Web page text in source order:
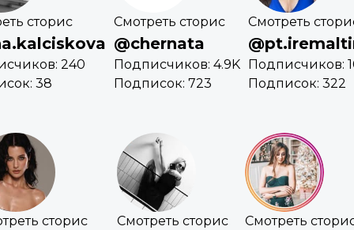
сторис
240
38
Смотреть сторис
@chernata
Подписчиков: 4.9K
Подписок: 723
Смотреть
Подписчиков:
Подписок: 322
сторис Смотреть сторис Смотреть